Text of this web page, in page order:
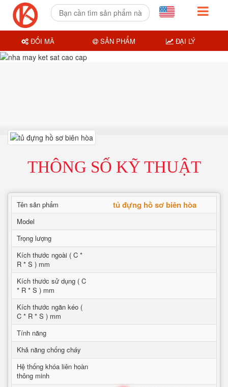
THÔNG SỐ KỸ THUẬT
Tên sản phẩm tủ đựng hồ sơ biên hòa
Model
Trọng lượng
Kích thước ngoài ( C *
R * S ) mm
Kích thước sử dụng ( C
* R * S ) mm
Kích thước ngăn kéo (
C * R * S ) mm
Tính năng
Khả năng chống cháy
Hệ thống khóa liên hoàn
thông minh
ĐỔI MÃ SẢN PHẨM ĐẠI LÝ